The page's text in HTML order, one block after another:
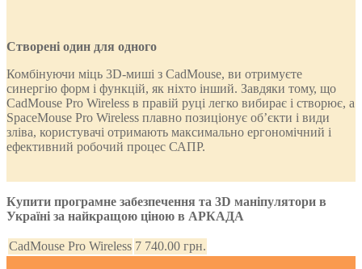
Створені один для одного
Комбінуючи міць 3D-миші з CadMouse, ви отримуєте
синергію форм і функцій, як ніхто інший. Завдяки тому, що
CadMouse Pro Wireless в правій руці легко вибирає і створює, а
SpaceMouse Pro Wireless плавно позиціонує об’єкти і види
зліва, користувачі отримають максимально ергономічний і
ефективний робочий процес САПР.
Купити програмне забезпечення та 3D маніпулятори в
Україні за найкращою ціною в АРКАДА
CadMouse Pro Wireless 7 740.00 грн.